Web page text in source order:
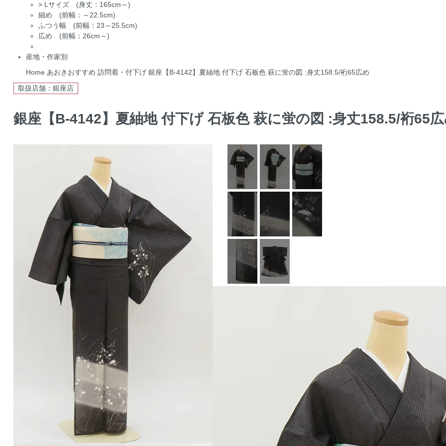
> Lサイズ (身丈：165cm～)
細め (前幅：～22.5cm)
ふつう幅 (前幅：23～25.5cm)
広め (前幅：26cm～)
産地・作家別
Home あおきおすすめ 訪問着・付下げ 銀座【B-4142】夏紬地 付下げ 石板色 萩に蛍の図 :身丈158.5/裄65広め
取扱店舗：銀座店
銀座【B-4142】夏紬地 付下げ 石板色 萩に蛍の図 :身丈158.5/裄65